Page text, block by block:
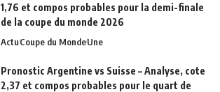
1,76 et compos probables pour la demi-finale
de la coupe du monde 2026
ActuCoupe du MondeUne
Pronostic Argentine vs Suisse – Analyse, cote
2,37 et compos probables pour le quart de